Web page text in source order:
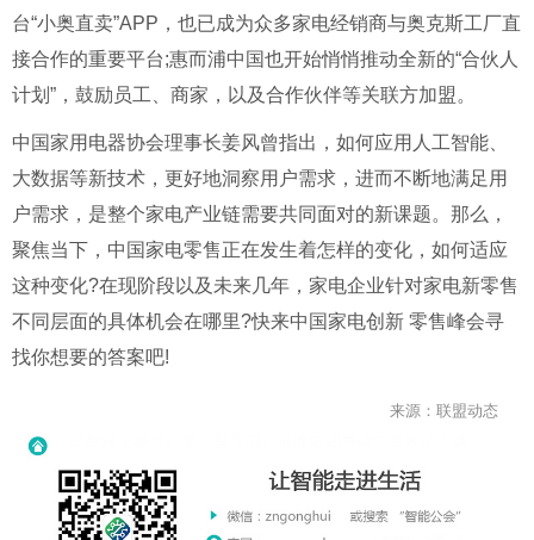
台“小奥直卖”APP，也已成为众多家电经销商与奥克斯工厂直
接合作的重要平台;惠而浦中国也开始悄悄推动全新的“合伙人
计划”，鼓励员工、商家，以及合作伙伴等关联方加盟。
中国家用电器协会理事长姜风曾指出，如何应用人工智能、
大数据等新技术，更好地洞察用户需求，进而不断地满足用
户需求，是整个家电产业链需要共同面对的新课题。那么，
聚焦当下，中国家电零售正在发生着怎样的变化，如何适应
这种变化?在现阶段以及未来几年，家电企业针对家电新零售
不同层面的具体机会在哪里?快来中国家电创新 零售峰会寻
找你想要的答案吧!
来源：联盟动态